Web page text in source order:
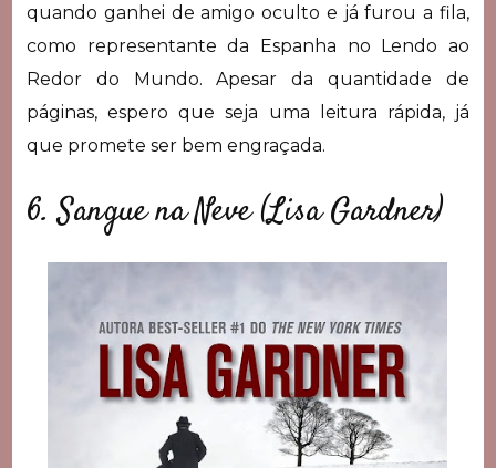
quando ganhei de amigo oculto e já furou a fila,
como representante da Espanha no Lendo ao
Redor do Mundo. Apesar da quantidade de
páginas, espero que seja uma leitura rápida, já
que promete ser bem engraçada.
6. Sangue na Neve (Lisa Gardner)